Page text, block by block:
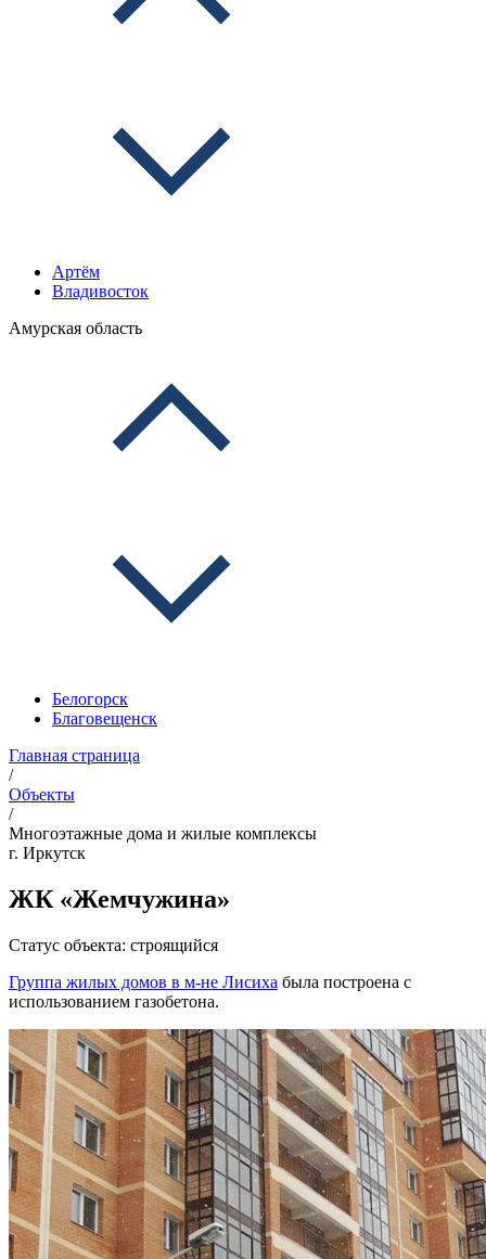
Артём
Владивосток
Амурская область
Белогорск
Благовещенск
Главная страница
/
Объекты
/
Многоэтажные дома и жилые комплексы
г. Иркутск
ЖК «Жемчужина»
Статус объекта: строящийся
Группа жилых домов в м-не Лисиха была построена с
использованием газобетона.